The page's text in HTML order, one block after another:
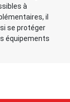
à
il
se protéger
équipements